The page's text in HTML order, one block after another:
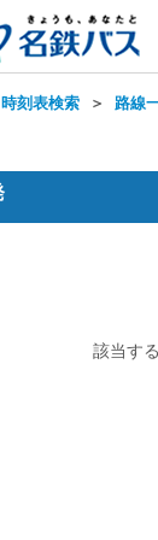
刻表検索 ＞ 路線
該当す